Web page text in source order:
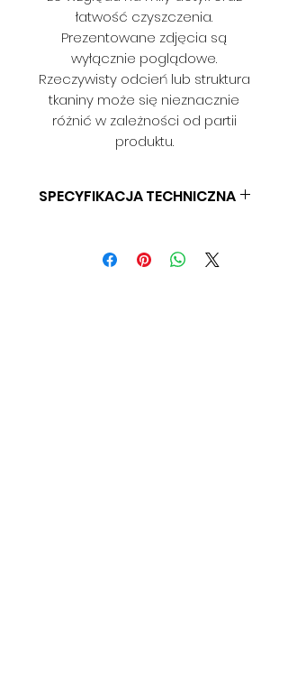
łatwość czyszczenia.
Prezentowane zdjęcia są
wyłącznie poglądowe.
Rzeczywisty odcień lub struktura
tkaniny może się nieznacznie
różnić w zależności od partii
produktu.
SPECYFIKACJA TECHNICZNA
GRAMATURA: 380 G/M2
SZEROKOŚĆ: 140 CM